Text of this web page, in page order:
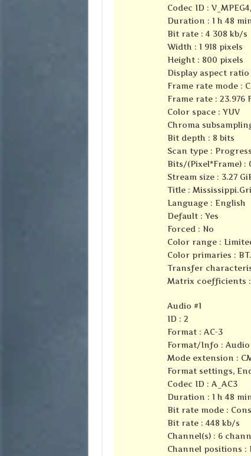
Codec ID :
Duration : 1 h 48 min
Bit rate : 4 308 kb/s
Width : 1 918 pixels
Height : 800 pixels
Display aspect ratio
Frame rate mode :
Frame rate : 23.976
Color space : YUV
Chroma
Bit depth : 8 bits
Scan type :
Bits/(Pixel*Frame) :
Stream size : 3.27
Title :
Language : English
Default : Yes
Forced : No
Color range :
Color primaries :
Transfer
Matrix coefficients :
Audio #1
ID : 2
Format : AC-3
Format/Info : Audio
Mode extension :
Format settings,
Codec ID : A_AC3
Duration : 1 h 48 min
Bit rate mode :
Bit rate : 448 kb/s
Channel(s) : 6
Channel positions :